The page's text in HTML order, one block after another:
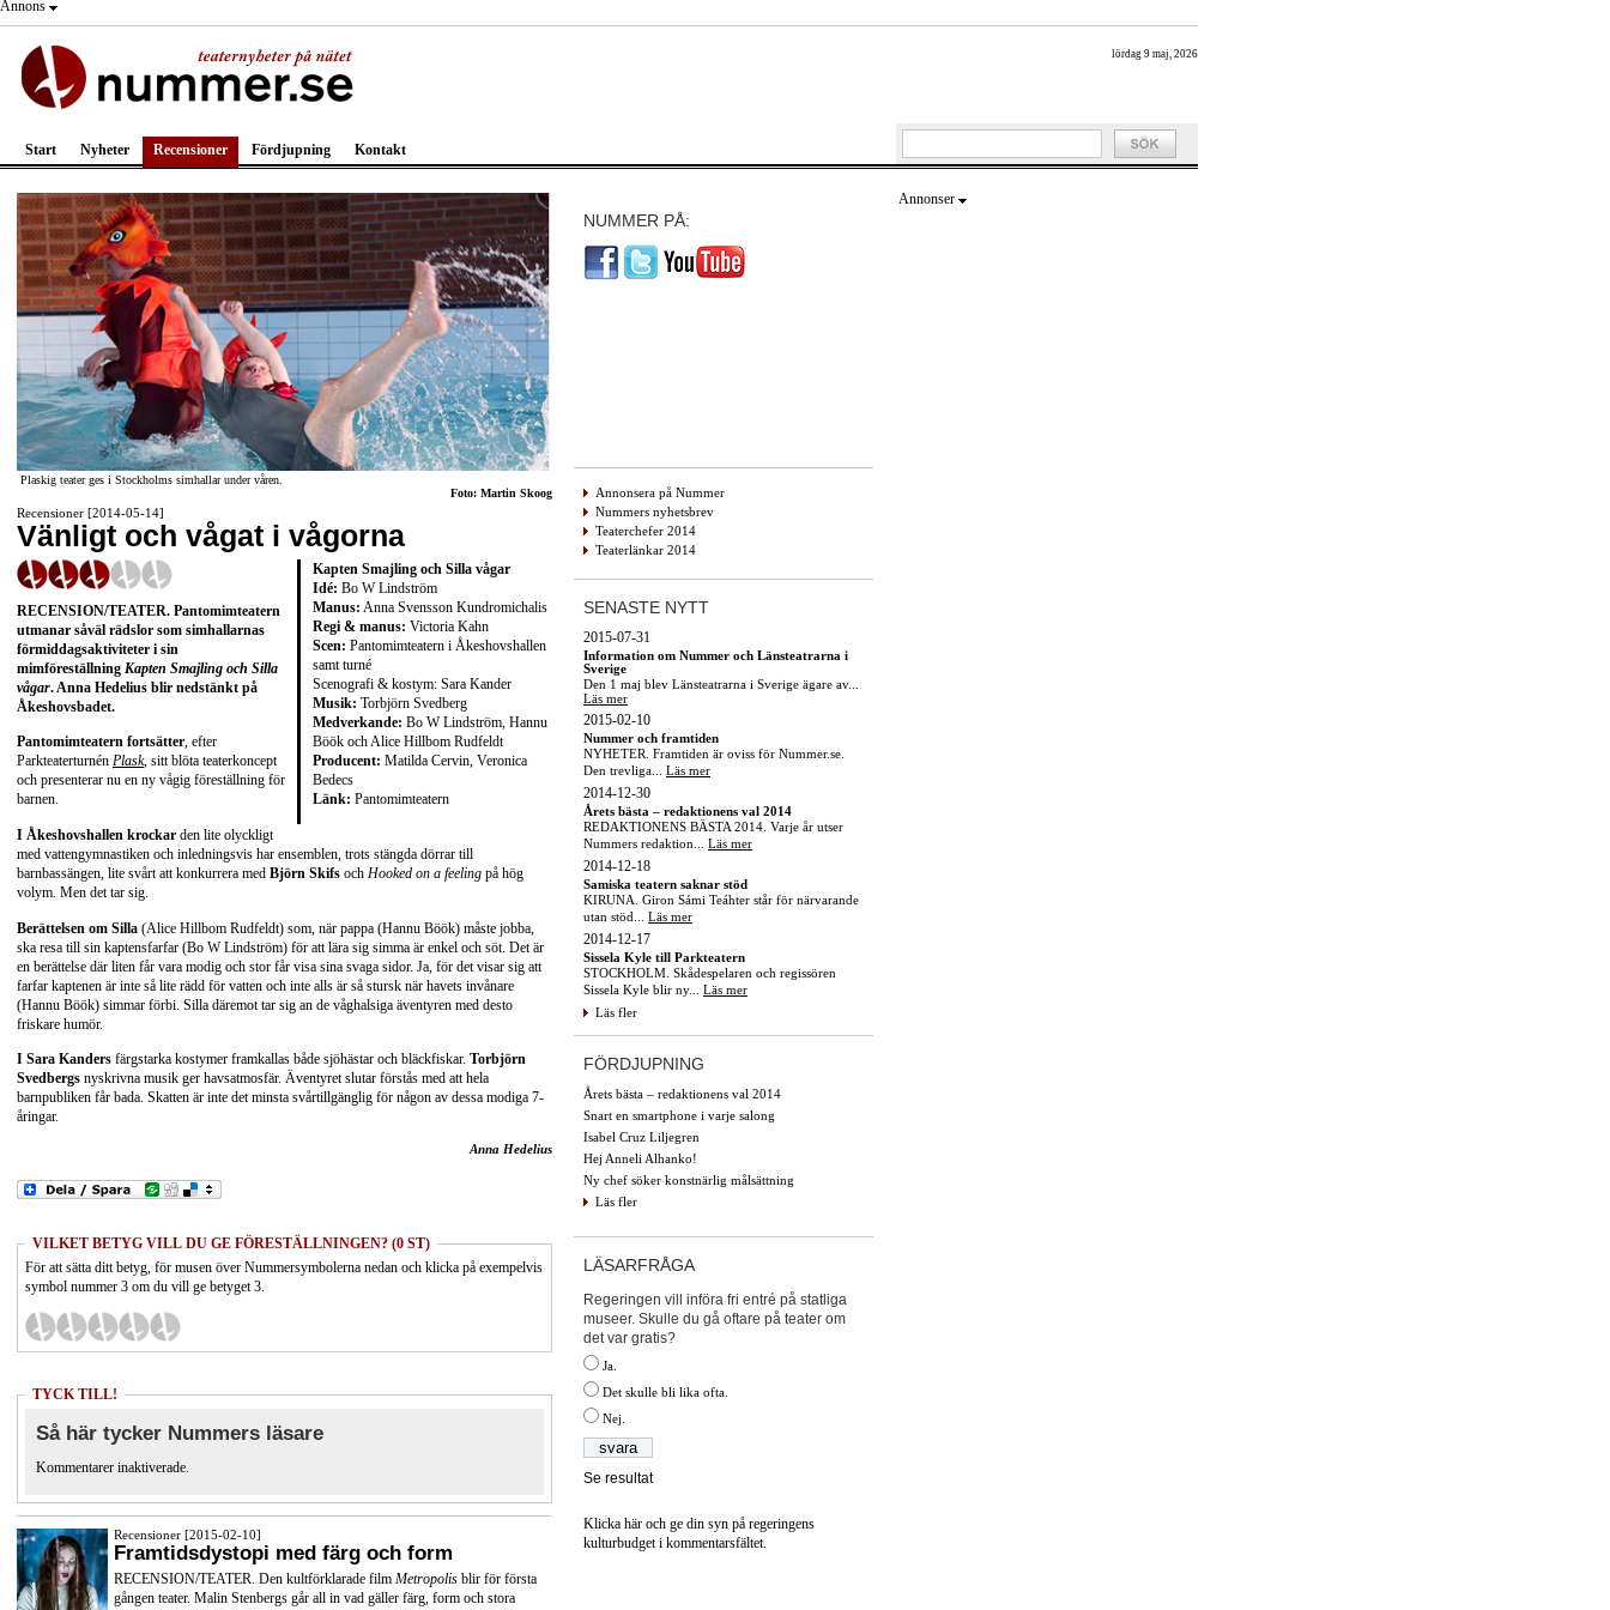
Annons
lördag 9 maj, 2026
Start Nyheter Recensioner Fördjupning Kontakt
Plaskig teater ges i Stockholms simhallar under våren.
Foto: Martin Skoog
Recensioner [2014-05-14]
Vänligt och vågat i vågorna
Kapten Smajling och Silla vågar
Idé: Bo W Lindström
Manus: Anna Svensson Kundromichalis
Regi & manus: Victoria Kahn
Scen: Pantomimteatern i Åkeshovshallen
samt turné
Scenografi & kostym: Sara Kander
Musik: Torbjörn Svedberg
Medverkande: Bo W Lindström, Hannu
Böök och Alice Hillbom Rudfeldt
Producent: Matilda Cervin, Veronica
Bedecs
Länk: Pantomimteatern
RECENSION/TEATER. Pantomimteatern
utmanar såväl rädslor som simhallarnas
förmiddagsaktiviteter i sin
mimföreställning Kapten Smajling och Silla
vågar. Anna Hedelius blir nedstänkt på
Åkeshovsbadet.
Pantomimteatern fortsätter, efter
Parkteaterturnén Plask, sitt blöta teaterkoncept
och presenterar nu en ny vågig föreställning för
barnen.
I Åkeshovshallen krockar den lite olyckligt
med vattengymnastiken och inledningsvis har ensemblen, trots stängda dörrar till
barnbassängen, lite svårt att konkurrera med Björn Skifs och Hooked on a feeling på hög
volym. Men det tar sig.
Berättelsen om Silla (Alice Hillbom Rudfeldt) som, när pappa (Hannu Böök) måste jobba,
ska resa till sin kaptensfarfar (Bo W Lindström) för att lära sig simma är enkel och söt. Det är
en berättelse där liten får vara modig och stor får visa sina svaga sidor. Ja, för det visar sig att
farfar kaptenen är inte så lite rädd för vatten och inte alls är så stursk när havets invånare
(Hannu Böök) simmar förbi. Silla däremot tar sig an de våghalsiga äventyren med desto
friskare humör.
I Sara Kanders färgstarka kostymer framkallas både sjöhästar och bläckfiskar. Torbjörn
Svedbergs nyskrivna musik ger havsatmosfär. Äventyret slutar förstås med att hela
barnpubliken får bada. Skatten är inte det minsta svårtillgänglig för någon av dessa modiga 7-
åringar.
Anna Hedelius
VILKET BETYG VILL DU GE FÖRESTÄLLNINGEN? (0 ST)
För att sätta ditt betyg, för musen över Nummersymbolerna nedan och klicka på exempelvis
symbol nummer 3 om du vill ge betyget 3.
TYCK TILL!
Så här tycker Nummers läsare
Kommentarer inaktiverade.
Recensioner [2015-02-10]
Framtidsdystopi med färg och form
RECENSION/TEATER. Den kultförklarade film Metropolis blir för första
gången teater. Malin Stenbergs går all in vad gäller färg, form och stora
NUMMER PÅ:
Annonsera på Nummer
Nummers nyhetsbrev
Teaterchefer 2014
Teaterlänkar 2014
SENASTE NYTT
2015-07-31
Information om Nummer och Länsteatrarna i
Sverige
Den 1 maj blev Länsteatrarna i Sverige ägare av...
Läs mer
2015-02-10
Nummer och framtiden
NYHETER. Framtiden är oviss för Nummer.se.
Den trevliga... Läs mer
2014-12-30
Årets bästa – redaktionens val 2014
REDAKTIONENS BÄSTA 2014. Varje år utser
Nummers redaktion... Läs mer
2014-12-18
Samiska teatern saknar stöd
KIRUNA. Giron Sámi Teáhter står för närvarande
utan stöd... Läs mer
2014-12-17
Sissela Kyle till Parkteatern
STOCKHOLM. Skådespelaren och regissören
Sissela Kyle blir ny... Läs mer
Läs fler
FÖRDJUPNING
Årets bästa – redaktionens val 2014
Snart en smartphone i varje salong
Isabel Cruz Liljegren
Hej Anneli Alhanko!
Ny chef söker konstnärlig målsättning
Läs fler
LÄSARFRÅGA
Regeringen vill införa fri entré på statliga
museer. Skulle du gå oftare på teater om
det var gratis?
Ja.
Det skulle bli lika ofta.
Nej.
Se resultat
Klicka här och ge din syn på regeringens
kulturbudget i kommentarsfältet.
Annonser